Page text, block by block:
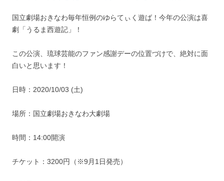
国立劇場おきなわ毎年恒例のゆらてぃく遊ば！今年の公演は喜
劇「うるま西遊記」！
この公演、琉球芸能のファン感謝デーの位置づけで、絶対に面
白いと思います！
日時：2020/10/03 (土)
場所：国立劇場おきなわ大劇場
時間：14:00開演
チケット：3200円（※9月1日発売）